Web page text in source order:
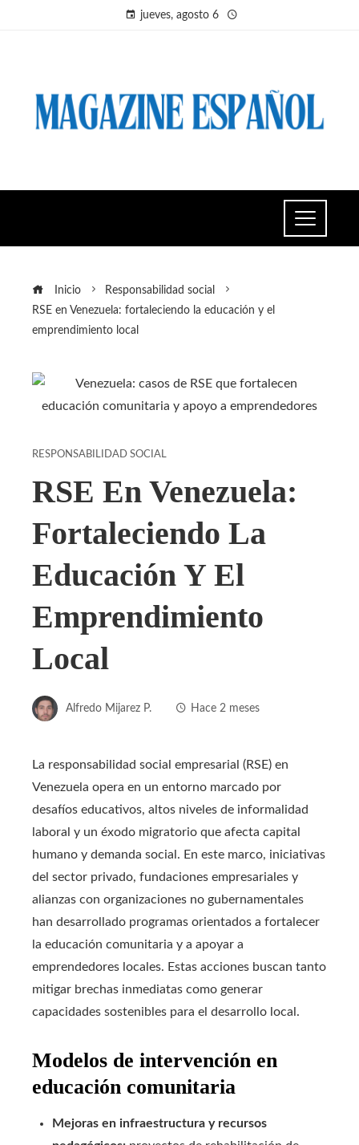
jueves, agosto 6
Inicio
Responsabilidad social
RSE en Venezuela: fortaleciendo la educación y el
emprendimiento local
RESPONSABILIDAD SOCIAL
RSE En Venezuela:
Fortaleciendo La
Educación Y El
Emprendimiento
Local
Alfredo Mijarez P. Hace 2 meses
La responsabilidad social empresarial (RSE) en
Venezuela opera en un entorno marcado por
desafíos educativos, altos niveles de informalidad
laboral y un éxodo migratorio que afecta capital
humano y demanda social. En este marco, iniciativas
del sector privado, fundaciones empresariales y
alianzas con organizaciones no gubernamentales
han desarrollado programas orientados a fortalecer
la educación comunitaria y a apoyar a
emprendedores locales. Estas acciones buscan tanto
mitigar brechas inmediatas como generar
capacidades sostenibles para el desarrollo local.
Modelos de intervención en
educación comunitaria
Mejoras en infraestructura y recursos